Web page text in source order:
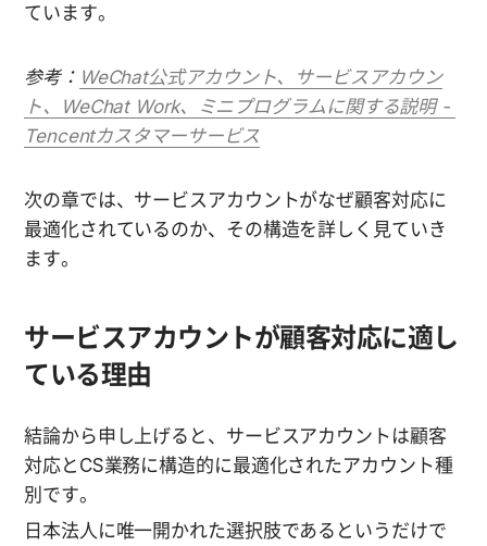
ています。
参考： WeChat公式アカウント、サービスアカウン
ト、WeChat Work、ミニプログラムに関する説明 -
Tencentカスタマーサービス
次の章では、サービスアカウントがなぜ顧客対応に
最適化されているのか、その構造を詳しく見ていき
ます。
サービスアカウントが顧客対応に適し
ている理由
結論から申し上げると、サービスアカウントは顧客
対応とCS業務に構造的に最適化されたアカウント種
別です。
日本法人に唯一開かれた選択肢であるというだけで